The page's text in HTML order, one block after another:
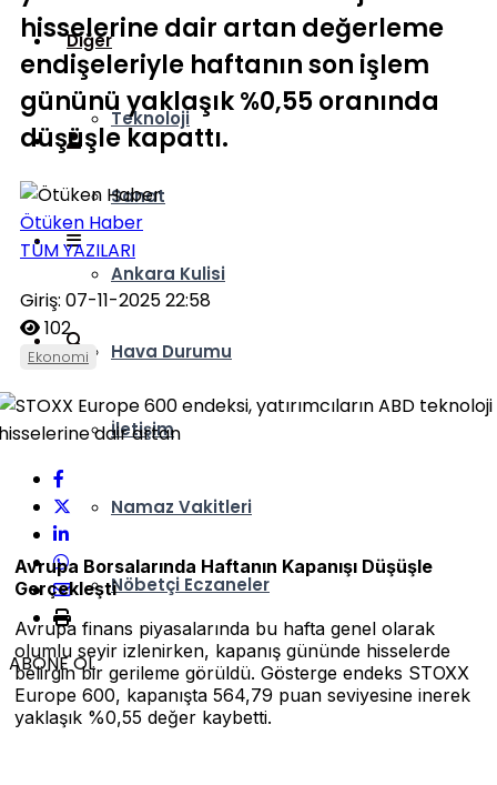
Diğer
Teknoloji
Sanat
Ankara Kulisi
Hava Durumu
İletişim
Namaz Vakitleri
Nöbetçi Eczaneler
hisselerine dair artan değerleme
endişeleriyle haftanın son işlem
gününü yaklaşık %0,55 oranında
düşüşle kapattı.
Ötüken Haber
TÜM YAZILARI
Giriş: 07-11-2025 22:58
102
Ekonomi
ABONE OL
Avrupa Borsalarında Haftanın Kapanışı Düşüşle
Gerçekleşti
Avrupa finans piyasalarında bu hafta genel olarak
olumlu seyir izlenirken, kapanış gününde hisselerde
belirgin bir gerileme görüldü. Gösterge endeks STOXX
Europe 600, kapanışta 564,79 puan seviyesine inerek
yaklaşık %0,55 değer kaybetti.